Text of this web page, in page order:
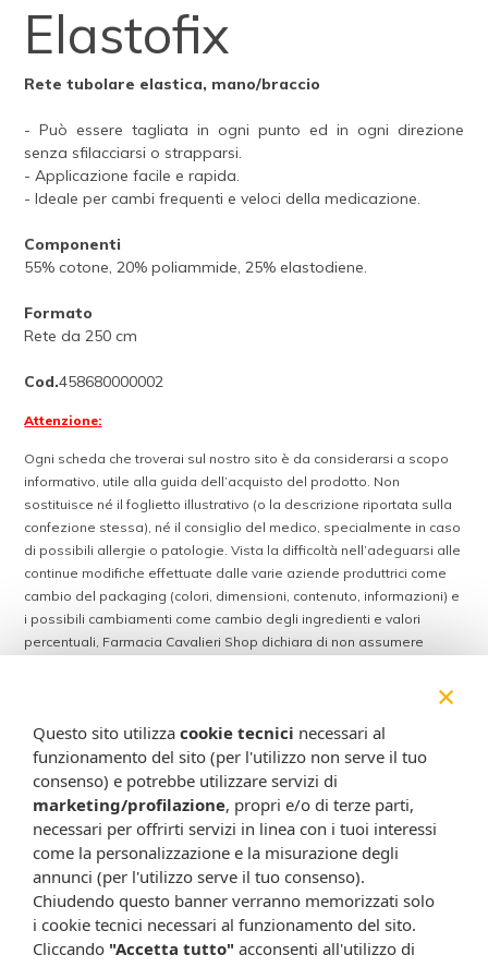
Elastofix
Rete tubolare elastica, mano/braccio
- Può essere tagliata in ogni punto ed in ogni direzione
senza sfilacciarsi o strapparsi.
- Applicazione facile e rapida.
- Ideale per cambi frequenti e veloci della medicazione.
Componenti
55% cotone, 20% poliammide, 25% elastodiene.
Formato
Rete da 250 cm
Cod.458680000002
Attenzione:
Ogni scheda che troverai sul nostro sito è da considerarsi a scopo
informativo, utile alla guida dell’acquisto del prodotto. Non
sostituisce né il foglietto illustrativo (o la descrizione riportata sulla
confezione stessa), né il consiglio del medico, specialmente in caso
di possibili allergie o patologie. Vista la difficoltà nell’adeguarsi alle
continue modifiche effettuate dalle varie aziende produttrici come
cambio del packaging (colori, dimensioni, contenuto, informazioni) e
i possibili cambiamenti come cambio degli ingredienti e valori
percentuali, Farmacia Cavalieri Shop dichiara di non assumere
aggiornate in tempo reale e presenza di errori o omissioni. Inoltre
causato dall’accesso delle informazioni riportate sul sito
shop.farmaciacavalieri.it.
ISCRIVITI ALLA NEWSLETTER
Rimani aggiornato su tutte le promozioni
×
Questo sito utilizza cookie tecnici necessari al
funzionamento del sito (per l'utilizzo non serve il tuo
consenso) e potrebbe utilizzare servizi di
marketing/profilazione, propri e/o di terze parti,
necessari per offrirti servizi in linea con i tuoi interessi
come la personalizzazione e la misurazione degli
annunci (per l'utilizzo serve il tuo consenso).
Chiudendo questo banner verranno memorizzati solo
i cookie tecnici necessari al funzionamento del sito.
Cliccando "Accetta tutto" acconsenti all'utilizzo di